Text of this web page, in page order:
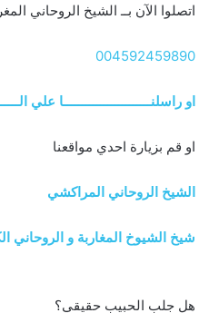
اتصلوا الآن بــ الشيخ الروحاني
004592459890
او راسلنــــــــــــــــــــــــا علي
او قم بزيارة احدي مواقعنا
الشيخ الروحاني المراكشي
شيخ الشيوخ المغاربة و الروحاني
هل جلب الحبيب حقيقي؟